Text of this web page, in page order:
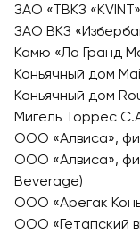
ЗАО «ТВКЗ «KVINT»
ЗАО ВКЗ
Камю «Ла Гранд
Коньячный дом
Коньячный дом
Мигель Торрес
ООО «Алвиса»,
ООО «Алвиса»,
Beverage)
ООО «Арегак
ООО «Гетапский